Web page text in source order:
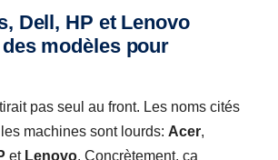
Dell, HP et Lenovo
modèles pour
pas seul au front. Les noms cités
machines sont lourds: Acer,
et Lenovo. Concrètement, ça